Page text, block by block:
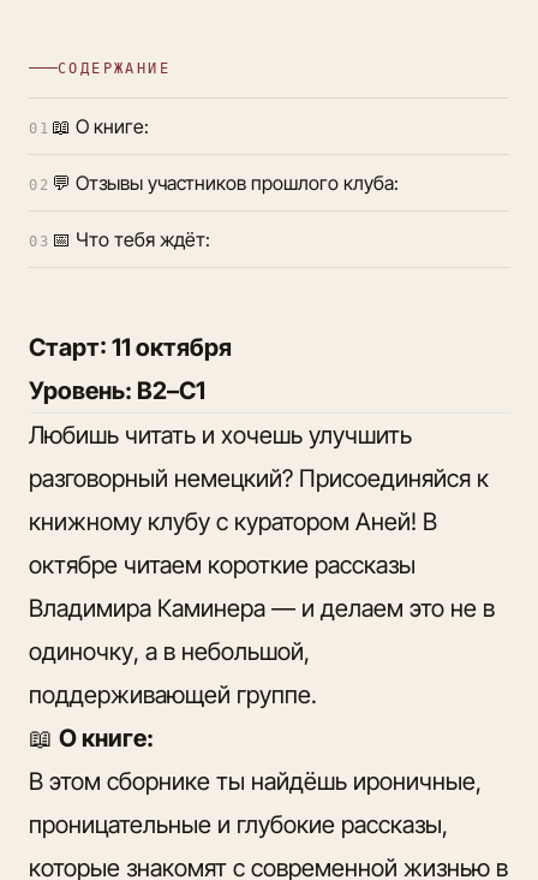
СОДЕРЖАНИЕ
01 📖 О книге:
02 💬 Отзывы участников прошлого клуба:
03 📅 Что тебя ждёт:
Старт: 11 октября
Уровень: B2–C1
Любишь читать и хочешь улучшить
разговорный немецкий? Присоединяйся к
книжному клубу с куратором Аней! В
октябре читаем короткие рассказы
Владимира Каминера — и делаем это не в
одиночку, а в небольшой,
поддерживающей группе.
📖 О книге:
В этом сборнике ты найдёшь ироничные,
проницательные и глубокие рассказы,
которые знакомят с современной жизнью в